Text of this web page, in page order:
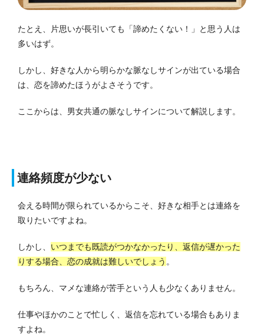
たとえ、片思いが長引いても「諦めたくない！」と思う人は
多いはず。
しかし、好きな人から明らかな脈なしサインが出ている場合
は、恋を諦めたほうがよさそうです。
ここからは、男女共通の脈なしサインについて解説します。
連絡頻度が少ない
会える時間が限られているからこそ、好きな相手とは連絡を
取りたいですよね。
しかし、 いつまでも既読がつかなかったり、返信が遅かった
りする場合、恋の成就は難しいでしょう 。
もちろん、マメな連絡が苦手という人も少なくありません。
仕事やほかのことで忙しく、返信を忘れている場合もありま
すよね。